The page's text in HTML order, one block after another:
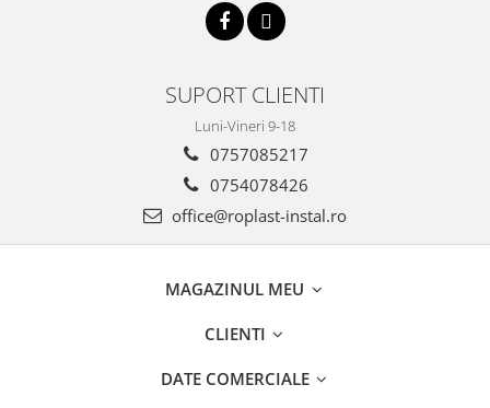
Grupuri de pompare si amestec
Pachete incalzire in pardoseala
Pompe de caldura
Termostate de Ambient
Panouri fotovoltaice
SUPORT CLIENTI
Luni-Vineri 9-18
0757085217
0754078426
office@roplast-instal.ro
MAGAZINUL MEU
CLIENTI
DATE COMERCIALE